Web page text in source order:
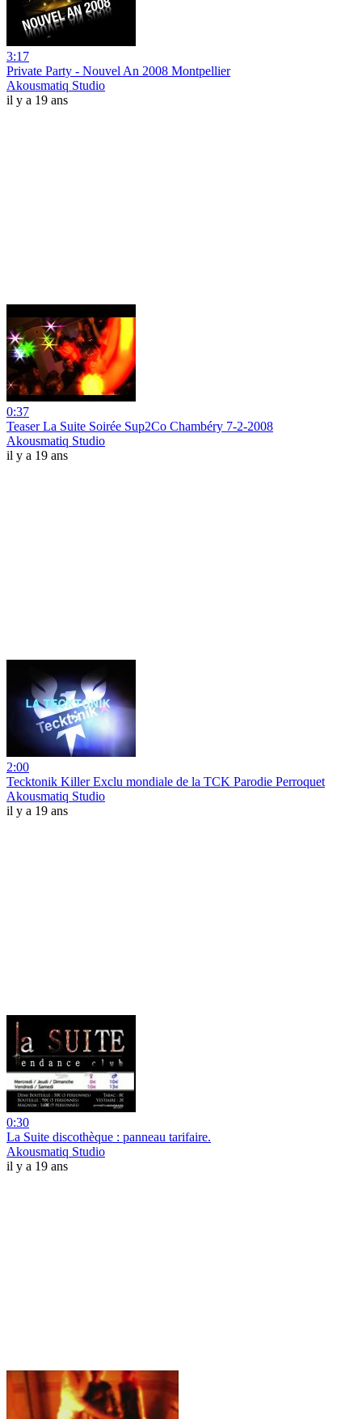
3:17
Private Party - Nouvel An 2008 Montpellier
Akousmatiq Studio
il y a 19 ans
0:37
Teaser La Suite Soirée Sup2Co Chambéry 7-2-2008
Akousmatiq Studio
il y a 19 ans
2:00
Tecktonik Killer Exclu mondiale de la TCK Parodie Perroquet
Akousmatiq Studio
il y a 19 ans
0:30
La Suite discothèque : panneau tarifaire.
Akousmatiq Studio
il y a 19 ans